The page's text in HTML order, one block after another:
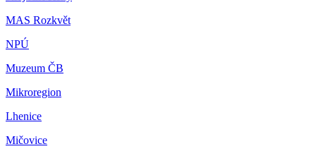
MAS Rozkvět
NPÚ
Muzeum ČB
Mikroregion
Lhenice
Mičovice